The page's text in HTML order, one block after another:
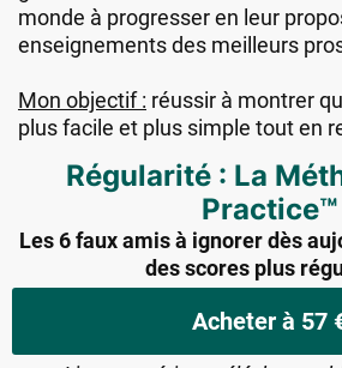
monde à progresser en leur
enseignements des meilleurs
Mon objectif : réussir à montrer
plus facile et plus simple tout en
Régularité : La
Practice™
Les 6 faux amis à ignorer dès
des scores plus
Acheter à 57